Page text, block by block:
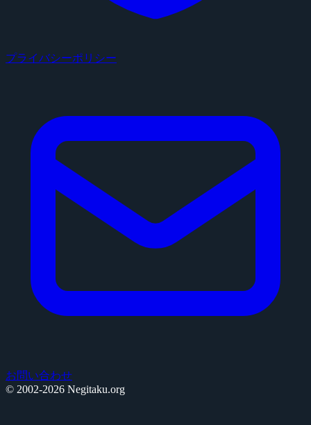
プライバシーポリシー
お問い合わせ
© 2002-2026 Negitaku.org